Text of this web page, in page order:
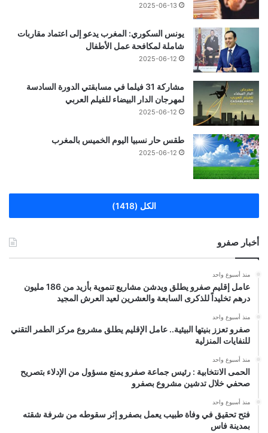
2025-06-13
يونس السكوري: المغرب يدعو إلى اعتماد مقاربات
شاملة لمكافحة عمل الأطفال
2025-06-12
مشاركة 31 فيلما في مسابقتي الدورة السادسة
لمهرجان الدار البيضاء للفيلم العربي
2025-06-12
طقس حار نسبيا اليوم الخميس بالمغرب
2025-06-12
الكل (1418)
أخبار صفرو
منذ أسبوع واحد
عامل إقليم صفرو يطلق ويدشن مشاريع تنموية بأزيد من 186 مليون
درهم تخليداً للذكرى السابعة والعشرين لعيد العرش المجيد
منذ أسبوع واحد
صفرو تعزز بنيتها البيئية.. عامل الإقليم يطلق مشروع مركز الطمر التقني
للنفايات المنزلية
منذ أسبوع واحد
الحمى الانتخابية : رئيس جماعة صفرو يمنع مسؤول من الإدلاء بتصريح
صحفي خلال تدشين مشروع بصفرو
منذ أسبوع واحد
فتح تحقيق في وفاة طبيب يعمل بصفرو إثر سقوطه من شرفة شقته
بمدينة فاس